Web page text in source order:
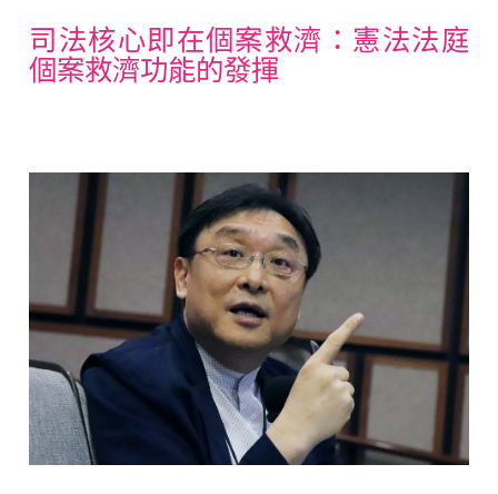
司法核心即在個案救濟：憲法法庭
個案救濟功能的發揮